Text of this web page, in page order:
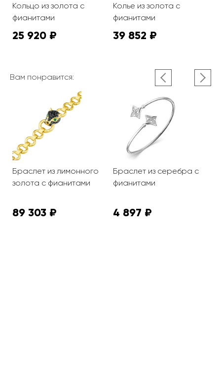
Кольцо из золота с
фианитами
25 920 ₽
Колье из золота с
фианитами
39 852 ₽
Вам понравится:
Браслет из лимонного
золота с фианитами
89 303 ₽
Браслет из серебра с
фианитами
4 897 ₽